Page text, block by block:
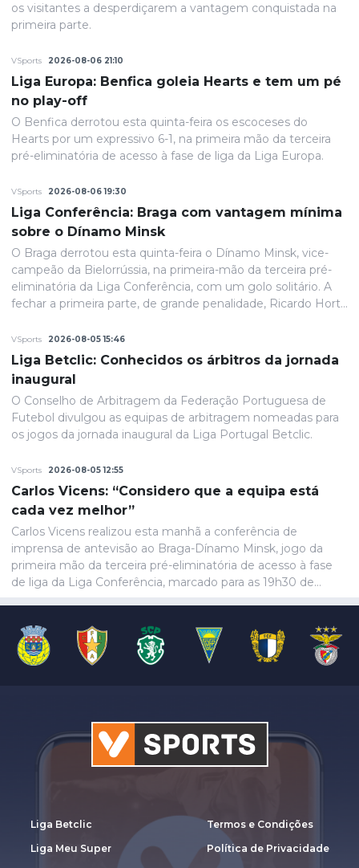
os visitantes a desperdiçarem a vantagem conquistada na
primeira parte.
VSports 2026-08-06 21:10
Liga Europa: Benfica goleia Hearts e tem um pé
no play-off
O Benfica derrotou esta quinta-feira os escoceses do
Hearts por um expressivo 6-1, na primeira mão da terceira
pré-eliminatória de acesso à fase de liga da Liga Europa.
VSports 2026-08-06 19:30
Liga Conferência: Braga com vantagem mínima
sobre o Dínamo Minsk
O Braga derrotou esta quinta-feira o Dínamo Minsk, vice-
campeão da Bielorrússia, na primeira-mão da terceira pré-
eliminatória da Liga Conferência, com um golo solitário. A
fechar a primeira parte, de grande penalidade, Ricardo Horta
e até final o resultado permaneceria inalterado.
VSports 2026-08-05 15:46
Liga Betclic: Conhecidos os árbitros da jornada
inaugural
O Conselho de Arbitragem da Federação Portuguesa de
Futebol divulgou as equipas de arbitragem nomeadas para
os jogos da jornada inaugural da Liga Portugal Betclic.
VSports 2026-08-05 12:55
Carlos Vicens: “Considero que a equipa está
cada vez melhor”
Carlos Vicens realizou esta manhã a conferência de
imprensa de antevisão ao Braga-Dínamo Minsk, jogo da
primeira mão da terceira pré-eliminatória de acesso à fase
de liga da Liga Conferência, marcado para as 19h30 de
Liga Betclic
Liga Meu Super
Termos e Condições
Política de Privacidade